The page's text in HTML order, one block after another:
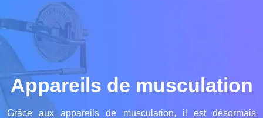
Appareils de musculation
Grâce aux appareils de musculation, il est désormais